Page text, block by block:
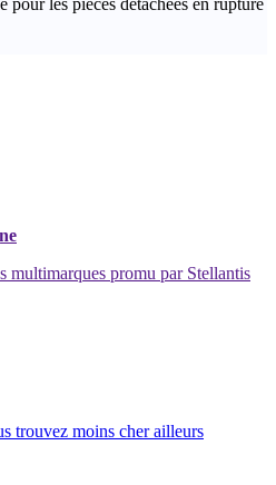
multimarques promu par Stellantis
trouvez moins cher ailleurs